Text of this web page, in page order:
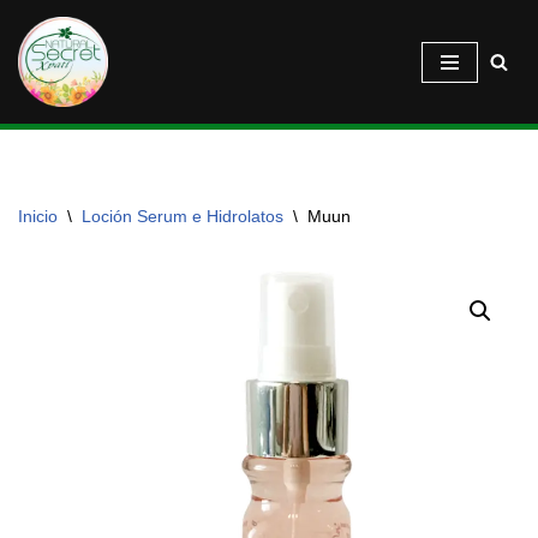
Saltar
al
contenido
Inicio \ Loción Serum e Hidrolatos \ Muun